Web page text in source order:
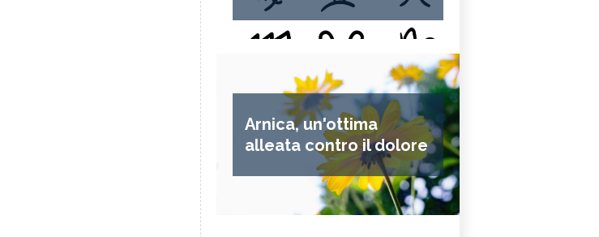
Arnica, un'ottima
alleata contro il dolore